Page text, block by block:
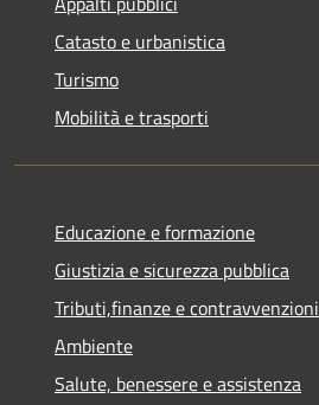
Catasto e urbanistica
Turismo
Mobilità e trasporti
Educazione e formazione
Giustizia e sicurezza pubblica
Tributi,finanze e contravvenzioni
Ambiente
Salute, benessere e assistenza